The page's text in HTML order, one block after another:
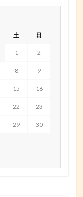
土 日
1 2
8 9
15 16
22 23
29 30